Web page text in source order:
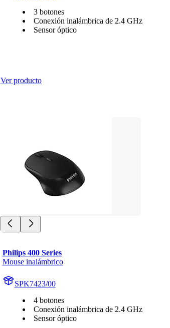
3 botones
Conexión inalámbrica de 2.4 GHz
Sensor óptico
Ver producto
Philips 400 Series
Mouse inalámbrico
SPK7423/00
4 botones
Conexión inalámbrica de 2.4 GHz
Sensor óptico